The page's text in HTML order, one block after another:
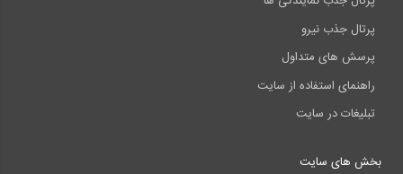
پرتال جذب نیرو
پرسش های متداول
راهنمای استفاده از سایت
تبلیغات در سایت
بخش های سایت